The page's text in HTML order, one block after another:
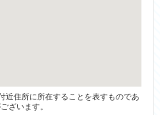
近住所に所在することを表すものであ
ざいます。